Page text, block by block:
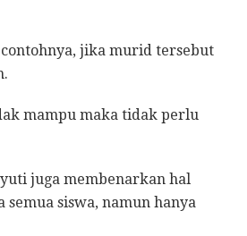
jika murid tersebut
mampu maka tidak perlu
juga membenarkan hal
siswa, namun hanya